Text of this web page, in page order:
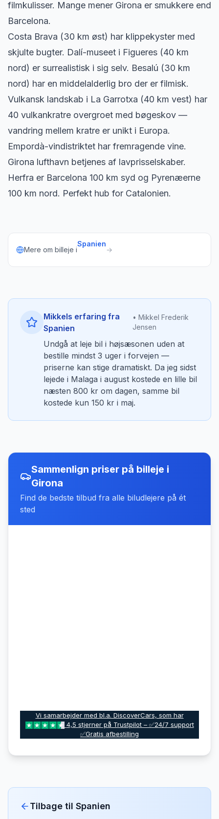
filmkulisser. Mange mener Girona er smukkere end
Barcelona.
Costa Brava (30 km øst) har klippekyster med
skjulte bugter. Dalí-museet i Figueres (40 km
nord) er surrealistisk i sig selv. Besalú (30 km
nord) har en middelalderlig bro der er filmisk.
Vulkansk landskab i La Garrotxa (40 km vest) har
40 vulkankratre overgroet med bøgeskov —
vandring mellem kratre er unikt i Europa.
Empordà-vindistriktet har fremragende vine.
Girona lufthavn betjenes af lavprisselskaber.
Herfra er Barcelona 100 km syd og Pyrenæerne
100 km nord. Perfekt hub for Catalonien.
Mere om billeje i
Spanien
→
Mikkels erfaring fra
Spanien
• Mikkel Frederik
Jensen
Undgå at leje bil i højsæsonen uden at
bestille mindst 3 uger i forvejen —
priserne kan stige dramatiskt. Da jeg sidst
lejede i Malaga i august kostede en lille bil
næsten 800 kr om dagen, samme bil
kostede kun 150 kr i maj.
Sammenlign priser på billeje i
Girona
Find de bedste tilbud fra alle biludlejere på ét
sted
Vi samarbejder med bl.a. DiscoverCars, som har
4,5 stjerner på Trustpilot – ✅24/7 support
✅Gratis afbestilling
Tilbage til Spanien